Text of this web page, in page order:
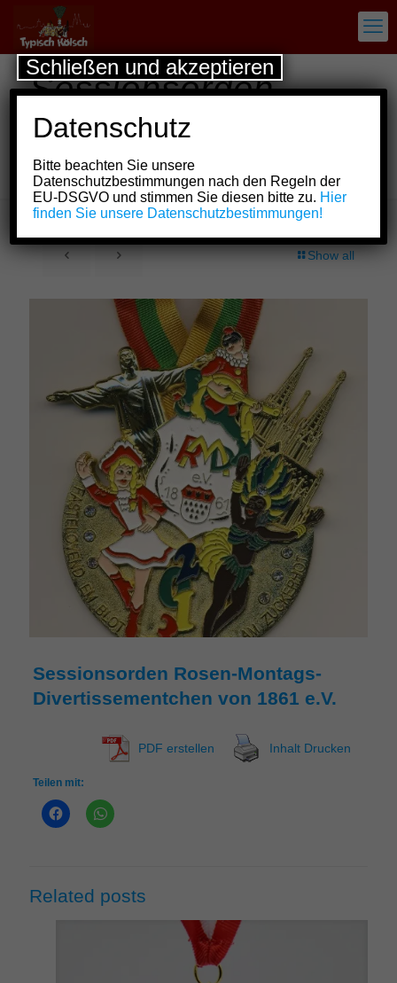
Sessionsorden
Rosen-Montags-
Divertissementchen
von 1861 e.V.
Show all
Sessionsorden Rosen-Montags-
Divertissementchen von 1861 e.V.
PDF erstellen Inhalt Drucken
Teilen mit:
Related posts
Datenschutz
Bitte beachten Sie unsere
Datenschutzbestimmungen nach den Regeln der
EU-DSGVO und stimmen Sie diesen bitte zu. Hier
finden Sie unsere Datenschutzbestimmungen!
Schließen und akzeptieren